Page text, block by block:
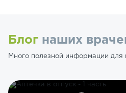
Блог наших
Много полезной информации для